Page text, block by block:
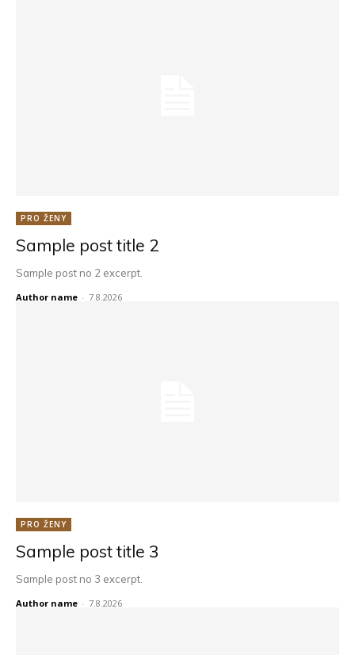
PRO ŽENY
Sample post title 2
Sample post no 2 excerpt.
Author name - 7.8.2026
PRO ŽENY
Sample post title 3
Sample post no 3 excerpt.
Author name - 7.8.2026